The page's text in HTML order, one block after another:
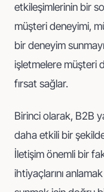
etkileşimlerinin bir
müşteri deneyimi,
bir deneyim
işletmelere müşteri
fırsat sağlar.
Birinci olarak, B2B
daha etkili bir
İletişim önemli bir
ihtiyaçlarını